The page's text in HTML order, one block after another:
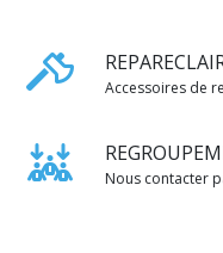
Accessoires de
Nous contacter